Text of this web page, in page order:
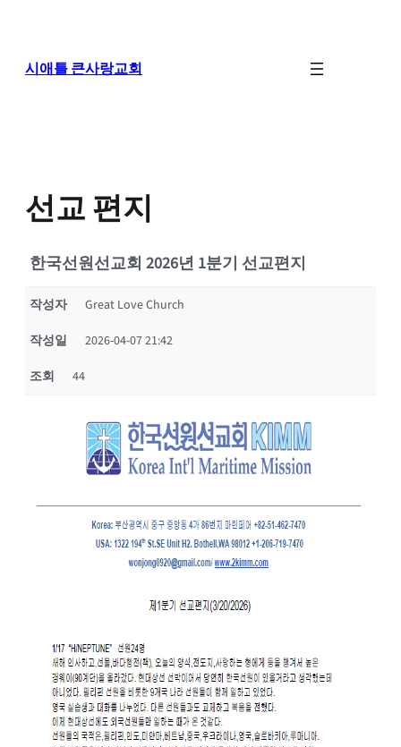
시애틀 큰사랑교회
선교 편지
한국선원선교회 2026년 1분기 선교편지
작성자
Great Love Church
작성일
2026-04-07 21:42
조회
44